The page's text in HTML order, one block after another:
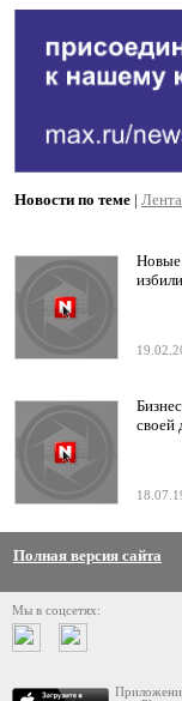
Новости по теме |
Новые
своей
Полная версия сайта
Мы в соцсетях: